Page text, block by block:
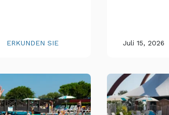
ERKUNDEN SIE Juli 15, 2026